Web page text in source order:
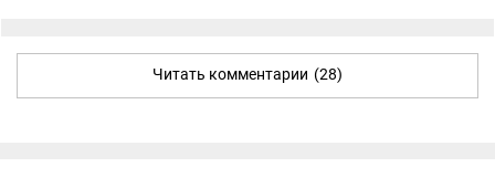
Читать комментарии (28)